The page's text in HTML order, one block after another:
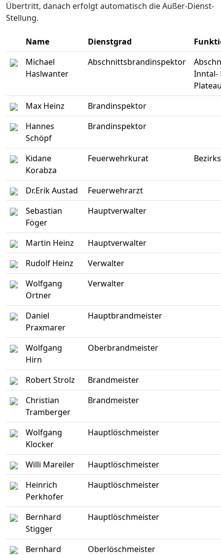
Übertritt, danach erfolgt automatisch die Außer-Dienst-
Stellung.
Name Dienstgrad
Michael
Haslwanter
Abschnittsbrandinspektor
Inntal-
Max Heinz
Brandinspektor
Hannes
Schöpf
Brandinspektor
Kidane
Korabza
Feuerwehrkurat
Dr.Erik Austad
Feuerwehrarzt
Sebastian
Föger
Hauptverwalter
Martin Heinz
Hauptverwalter
Rudolf Heinz
Verwalter
Wolfgang
Ortner
Verwalter
Daniel
Praxmarer
Hauptbrandmeister
Wolfgang
Hirn
Oberbrandmeister
Robert Strolz
Brandmeister
Christian
Tramberger
Brandmeister
Wolfgang
Klocker
Hauptlöschmeister
Willi Mareiler
Hauptlöschmeister
Heinrich
Perkhofer
Hauptlöschmeister
Bernhard
Stigger
Hauptlöschmeister
Bernhard
Oberlöschmeister